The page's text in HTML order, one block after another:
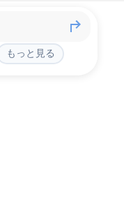
もっと見る